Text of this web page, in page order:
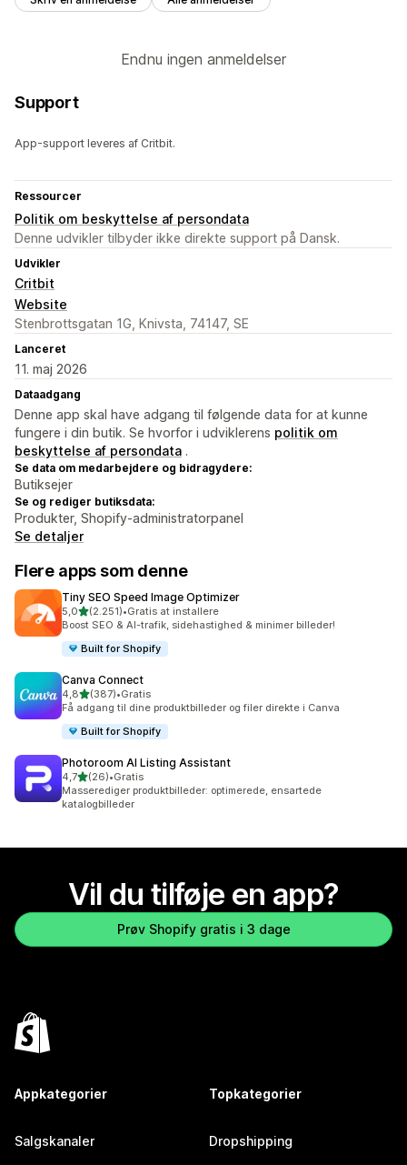
Endnu ingen anmeldelser
Support
App-support leveres af Critbit.
Ressourcer
Politik om beskyttelse af persondata
Denne udvikler tilbyder ikke direkte support på Dansk.
Udvikler
Critbit
Website
Stenbrottsgatan 1G, Knivsta, 74147, SE
Lanceret
11. maj 2026
Dataadgang
Denne app skal have adgang til følgende data for at kunne
fungere i din butik. Se hvorfor i udviklerens politik om
beskyttelse af persondata .
Se data om medarbejdere og bidragydere:
Butiksejer
Se og rediger butiksdata:
Produkter, Shopify-administratorpanel
Se detaljer
Flere apps som denne
Tiny SEO Speed Image Optimizer
5,0ud af 5 stjerner
(2.251)
2251 anmeldelser i alt
•Gratis at installere
Boost SEO & AI-trafik, sidehastighed & minimer billeder!
Built for Shopify
Canva Connect
4,8ud af 5 stjerner
(387)
387 anmeldelser i alt
•Gratis
Få adgang til dine produktbilleder og filer direkte i Canva
Built for Shopify
Photoroom AI Listing Assistant
4,7ud af 5 stjerner
(26)
26 anmeldelser i alt
•Gratis
Masserediger produktbilleder: optimerede, ensartede
katalogbilleder
Vil du tilføje en app?
Prøv Shopify gratis i 3 dage
Appkategorier
Salgskanaler
Topkategorier
Dropshipping